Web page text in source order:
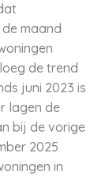
maand
de trend
juni 2023 is
lagen de
bij de vorige
2025
in